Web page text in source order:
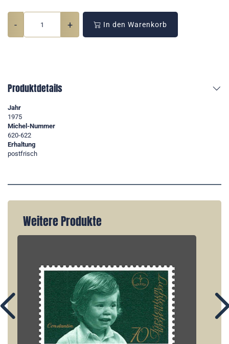
- + In den Warenkorb
Produktdetails
Jahr
1975
Michel-Nummer
620-622
Erhaltung
postfrisch
Weitere Produkte